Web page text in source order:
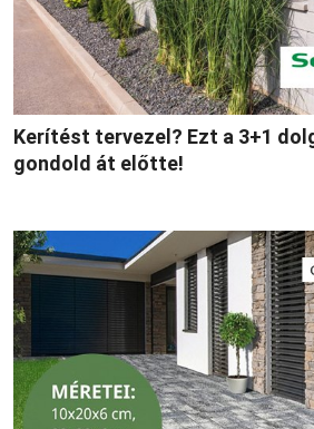
Kerítést tervezel? Ezt a 3+1
gondold át előtte!